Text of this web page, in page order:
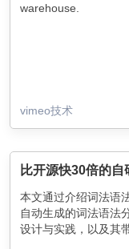
warehouse.
vimeo技术
比开源快30倍的
本文通过介绍词法语
自动生成的词法语法
设计与实践，以及其